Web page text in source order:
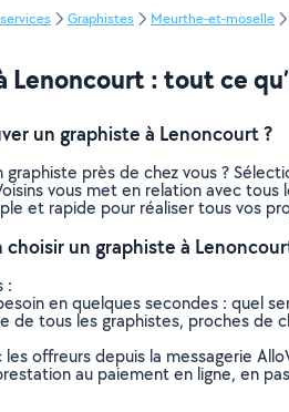
Graphistes Meurthe-et-moselle
Lenoncourt : tout ce
un graphiste à Lenoncourt ?
graphiste près de chez vous ?
vous met en relation avec
et rapide pour réaliser tous vos
un graphiste à
:
en quelques secondes : quel
de tous les graphistes, proches de
les offreurs depuis la messagerie
au paiement en ligne, en